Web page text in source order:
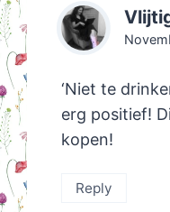
‘Niet te
erg positief!
kopen!
Reply